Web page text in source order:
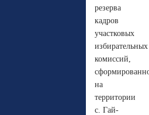
резерва
кадров
участковых
избирательных
комиссий,
на
территории
с. Гай-